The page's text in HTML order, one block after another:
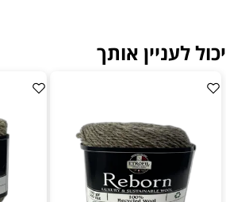
יכול לעניין אותך